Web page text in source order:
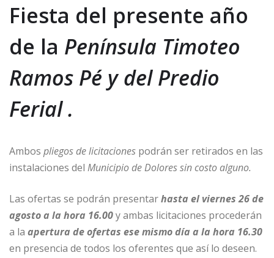
Fiesta del presente año
de la Península Timoteo
Ramos Pé y del Predio
Ferial .
Ambos pliegos de licitaciones podrán ser retirados en las
instalaciones del Municipio de Dolores sin costo alguno.
Las ofertas se podrán presentarhasta el viernes 26 de
agosto a la hora 16.00y ambas licitaciones procederán
a la apertura de ofertas ese mismo día a la hora 16.30
en presencia de todos los oferentes que así lo deseen.